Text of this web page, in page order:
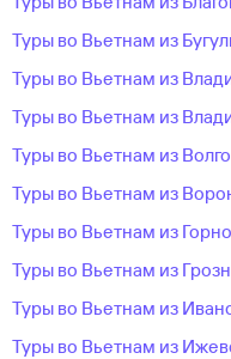
Туры во Вьетнам из
Туры во Вьетнам из
Туры во Вьетнам из
Туры во Вьетнам из
Туры во Вьетнам из
Туры во Вьетнам из
Туры во Вьетнам из
Туры во Вьетнам из
Туры во Вьетнам из